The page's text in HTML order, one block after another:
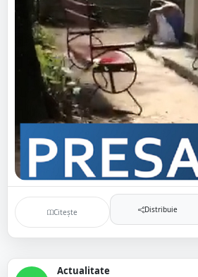
Citește Distribuie
Actualitate